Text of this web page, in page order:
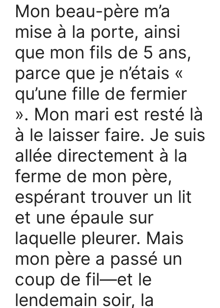
Mon beau-père m’a
mise à la porte, ainsi
que mon fils de 5 ans,
parce que je n’étais «
qu’une fille de fermier
». Mon mari est resté là
à le laisser faire. Je suis
allée directement à la
ferme de mon père,
espérant trouver un lit
et une épaule sur
laquelle pleurer. Mais
mon père a passé un
coup de fil—et le
lendemain soir, la